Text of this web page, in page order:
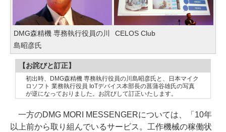
DMG森精機 専務執行役員の川
島昭彦氏
CELOS Club
【お詫びと訂正】
初出時、DMG森精機 専務執行役員の川島昭彦氏と、日本マイク
ロソフト 業務執行役員 IoTデバイス本部長の菖蒲谷雄氏の写真
が逆になっておりました。お詫びして訂正いたします。
一方のDMG MORI MESSENGERについては、「10年
以上前から取り組んでいるサービス。工作機械の稼働状